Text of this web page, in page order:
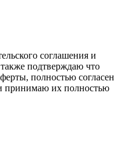
соглашения и
подтверждаю что
полностью согласен
принимаю их полностью